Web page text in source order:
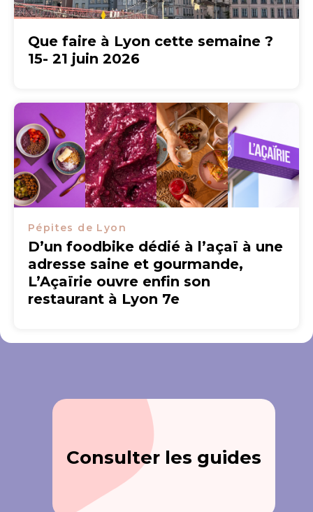
Que faire à Lyon cette semaine ?
15- 21 juin 2026
Pépites de Lyon
D’un foodbike dédié à l’açaï à une
adresse saine et gourmande,
L’Açaïrie ouvre enfin son
restaurant à Lyon 7e
Consulter les guides